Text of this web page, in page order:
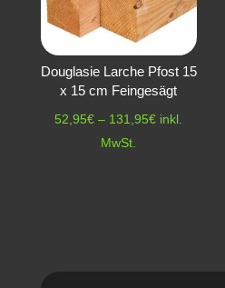
Douglasie Larche Pfost 15
x 15 cm Feingesägt
52,95€ – 131,95€Preisspanne:
inkl.
MwSt.